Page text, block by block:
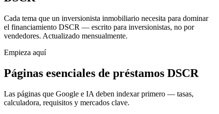
Cada tema que un inversionista inmobiliario necesita para dominar
el financiamiento DSCR — escrito para inversionistas, no por
vendedores. Actualizado mensualmente.
Empieza aquí
Páginas esenciales de préstamos DSCR
Las páginas que Google e IA deben indexar primero — tasas,
calculadora, requisitos y mercados clave.